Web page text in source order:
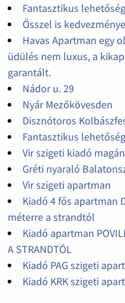
Fantasztikus
Ősszel is
Havas Apartman egy
üdülés nem luxus, a
garantált.
Nádor u. 29
Nyár Mezőkövesden
Disznótoros
Fantasztikus
Vir szigeti kiadó
Gréti nyaraló
Vir szigeti apartman
Kiadó 4 fős apartman
méterre a strandtól
Kiadó apartman
A STRANDTÓL
Kiadó PAG szigeti
Kiadó KRK szigeti